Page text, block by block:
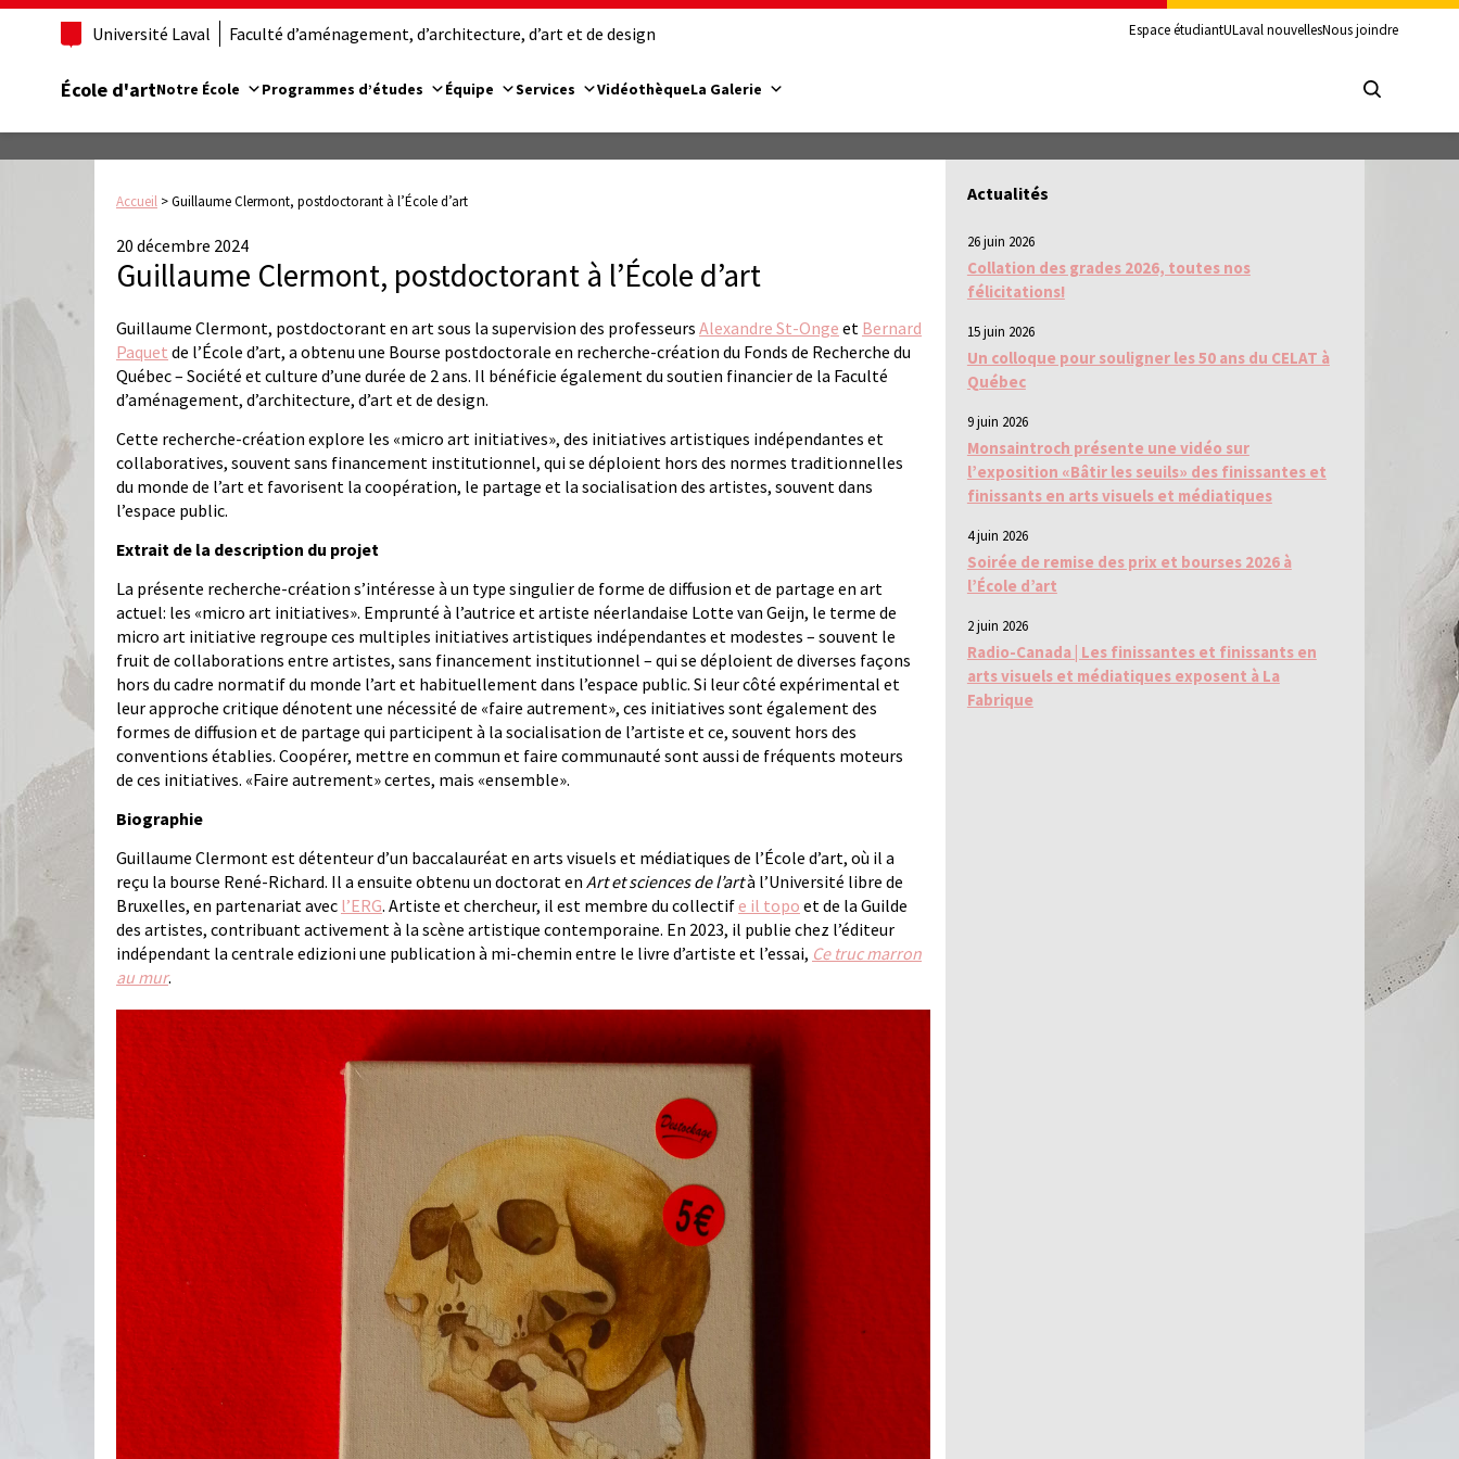
Université Laval Faculté d’aménagement, d’architecture, d’art et de design Espace étudiantULaval nouvellesNous joindre
École d'artNotre École Programmes d’études Équipe Services VidéothèqueLa Galerie
Accueil >Guillaume Clermont, postdoctorant à l’École d’art
20 décembre 2024
Guillaume Clermont, postdoctorant à l’École d’art
Guillaume Clermont, postdoctorant en art sous la supervision des professeurs Alexandre St-Onge et Bernard
Paquet de l’École d’art, a obtenu une Bourse postdoctorale en recherche-création du Fonds de Recherche du
Québec – Société et culture d’une durée de 2 ans. Il bénéficie également du soutien financier de la Faculté
d’aménagement, d’architecture, d’art et de design.
Cette recherche-création explore les «micro art initiatives», des initiatives artistiques indépendantes et
collaboratives, souvent sans financement institutionnel, qui se déploient hors des normes traditionnelles
du monde de l’art et favorisent la coopération, le partage et la socialisation des artistes, souvent dans
l’espace public.
Extrait de la description du projet
La présente recherche-création s’intéresse à un type singulier de forme de diffusion et de partage en art
actuel: les «micro art initiatives». Emprunté à l’autrice et artiste néerlandaise Lotte van Geijn, le terme de
micro art initiative regroupe ces multiples initiatives artistiques indépendantes et modestes – souvent le
fruit de collaborations entre artistes, sans financement institutionnel – qui se déploient de diverses façons
hors du cadre normatif du monde l’art et habituellement dans l’espace public. Si leur côté expérimental et
leur approche critique dénotent une nécessité de «faire autrement», ces initiatives sont également des
formes de diffusion et de partage qui participent à la socialisation de l’artiste et ce, souvent hors des
conventions établies. Coopérer, mettre en commun et faire communauté sont aussi de fréquents moteurs
de ces initiatives. «Faire autrement» certes, mais «ensemble».
Biographie
Guillaume Clermont est détenteur d’un baccalauréat en arts visuels et médiatiques de l’École d’art, où il a
reçu la bourse René-Richard. Il a ensuite obtenu un doctorat en Art et sciences de l’artà l’Université libre de
Bruxelles, en partenariat avec l’ERG. Artiste et chercheur, il est membre du collectif e il topo et de la Guilde
des artistes, contribuant activement à la scène artistique contemporaine. En 2023, il publie chez l’éditeur
indépendant la centrale edizioni une publication à mi-chemin entre le livre d’artiste et l’essai, Ce truc marron
au mur.
Actualités
26 juin 2026
Collation des grades 2026, toutes nos
félicitations!
15 juin 2026
Un colloque pour souligner les 50 ans du CELAT à
Québec
9 juin 2026
Monsaintroch présente une vidéo sur
l’exposition «Bâtir les seuils» des finissantes et
finissants en arts visuels et médiatiques
4 juin 2026
Soirée de remise des prix et bourses 2026 à
l’École d’art
2 juin 2026
Radio-Canada | Les finissantes et finissants en
arts visuels et médiatiques exposent à La
Fabrique